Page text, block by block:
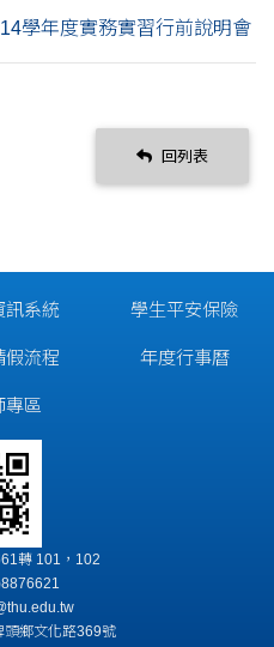
學年度實務實習行前說明會
回列表
訊系統
假流程
專區
學生平安保險
年度行事曆
轉 101，102
頭鄉文化路369號